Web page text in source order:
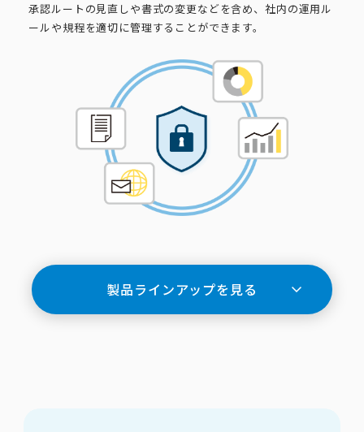
承認ルートの見直しや書式の変更などを含め、社内の運用ル
ールや規程を適切に管理することができます。
製品ラインアップを見る